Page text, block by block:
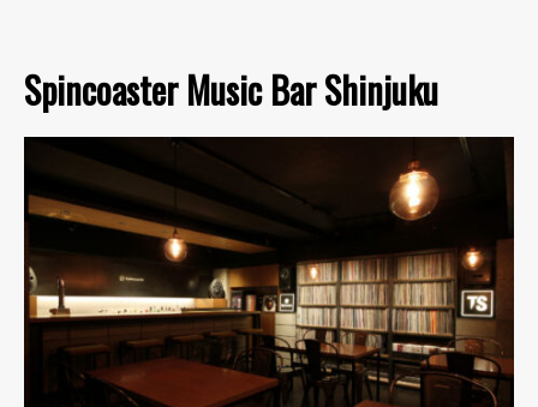
Spincoaster Music Bar Shinjuku